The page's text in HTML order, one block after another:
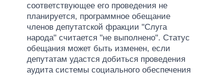
соответствующее его проведения не
планируется, программное обещание
членов депутатской фракции "Слуга
народа" считается "не выполнено". Статус
обещания может быть изменен, если
депутатам удастся добиться проведения
аудита системы социального обеспечения